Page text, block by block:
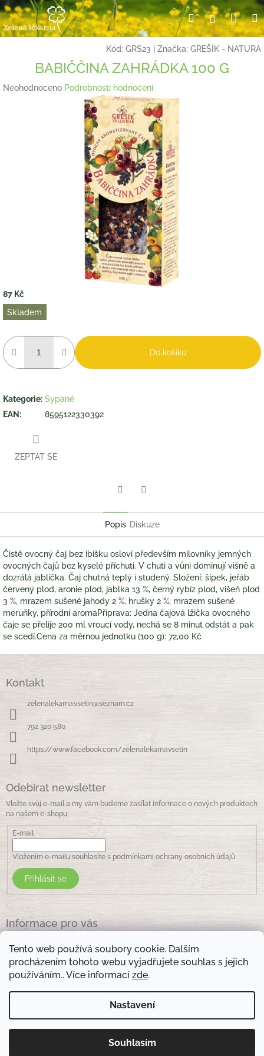
Tento web používá soubory cookie. Dalším
procházením tohoto webu vyjadřujete souhlas s jejich
používáním.. Více informací zde.
Nastavení
Souhlasím
Přejít
na
obsah
HledatPřihlášení
Kód: GRS23 Značka: GREŠÍK - NATURA
BABIČČINA ZAHRÁDKA 100 G
Průměrné
Neohodnoceno Podrobnosti hodnocení
87 Kč
Měrná
cena:
Skladem
Do košíku
Kategorie: Sypané
EAN : 8595122330392
ZEPTAT SE
Popis Diskuze
Čistě ovocný čaj bez ibišku osloví především milovníky jemných
ovocných čajů bez kyselé příchuti. V chuti a vůni dominují višně a
dozrálá jablíčka. Čaj chutná teplý i studený. Složení: šípek, jeřáb
červený plod, aronie plod, jablka 13 %, černý rybíz plod, višeň plod
3 %, mrazem sušené jahody 2 %, hrušky 2 %, mrazem sušené
meruňky, přírodní aromaPříprava: Jedna čajová lžička ovocného
čaje se přelije 200 ml vroucí vody, nechá se 8 minut odstát a pak
se scedí.Cena za měrnou jednotku (100 g): 72,00 Kč
Kontakt
zelenalekarna.vsetin@seznam.cz
792 320 580
https://www.facebook.com/zelenalekarnavsetin
Odebírat newsletter
Vložte svůj e-mail a my vám budeme zasílat informace o nových produktech
na našem e-shopu.
E-mail
Vložením e-mailu souhlasíte s podmínkami ochrany osobních údajů
Přihlásit se
Informace pro vás
Obchodní podmínky
Podmínky ochrany osobních údajů
Kontakty
Otevírací doba prodejny: pondělí - pátek - 8.30 -17.00 , sobota 9.00-11 .00
Copyright 2026Zelená lékarna Vsetín